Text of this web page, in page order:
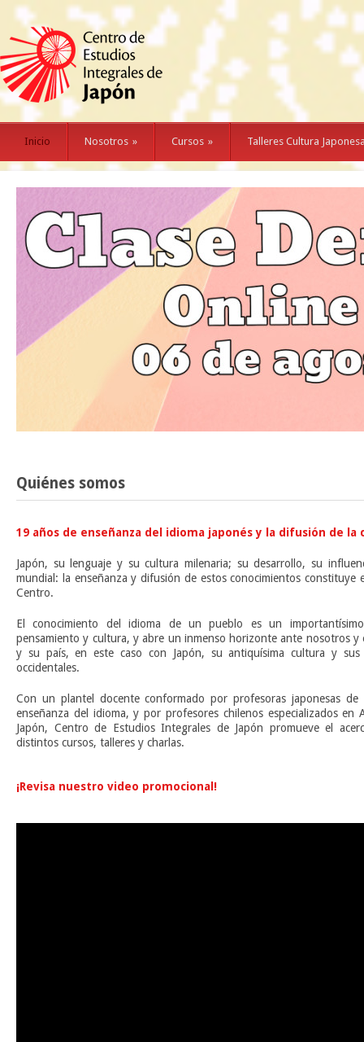
Inicio Nosotros » Cursos » Talleres Cultura
Quiénes somos
19 años de enseñanza del idioma japonés y la difusión de la
Japón, su lenguaje y su cultura milenaria; su desarrollo, su
mundial: la enseñanza y difusión de estos conocimientos
Centro.
El conocimiento del idioma de un pueblo es un
pensamiento y cultura, y abre un inmenso horizonte ante nosotros y
y su país, en este caso con Japón, su antiquísima cultura y
occidentales.
Con un plantel docente conformado por profesoras japonesas
enseñanza del idioma, y por profesores chilenos especializados
Japón, Centro de Estudios Integrales de Japón promueve el
distintos cursos, talleres y charlas.
¡Revisa nuestro video promocional!